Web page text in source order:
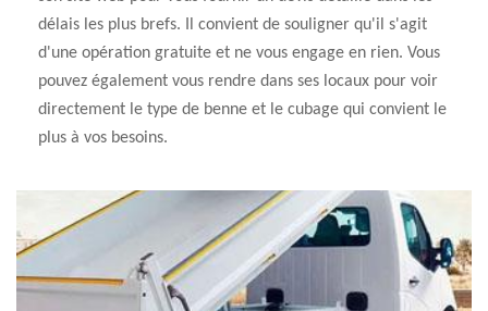
délais les plus brefs. Il convient de souligner qu'il s'agit
d'une opération gratuite et ne vous engage en rien. Vous
pouvez également vous rendre dans ses locaux pour voir
directement le type de benne et le cubage qui convient le
plus à vos besoins.